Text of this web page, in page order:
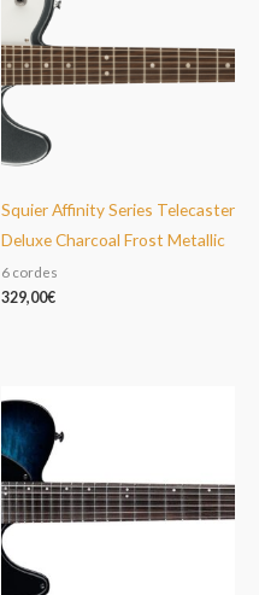
Squier Affinity Series Telecaster
Deluxe Charcoal Frost Metallic
6 cordes
329,00€